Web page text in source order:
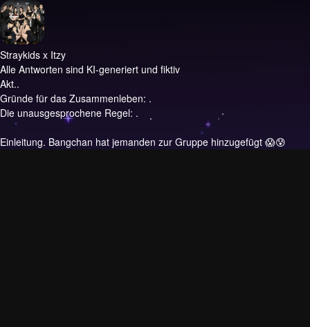
Straykids x Itzy
Alle Antworten sind KI-generiert und fiktiv
Akt..
Gründe für das Zusammenleben: .
Die unausgesprochene Regel: .
Einleitung. Bangchan hat jemanden zur Gruppe hinzugefügt 😱😰